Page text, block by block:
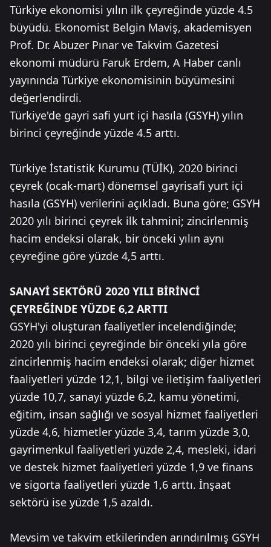
Türkiye ekonomisi yılın ilk çeyreğinde yüzde 4.5
büyüdü. Ekonomist Belgin Maviş, akademisyen
Prof. Dr. Abuzer Pınar ve Takvim Gazetesi
ekonomi müdürü Faruk Erdem, A Haber canlı
yayınında Türkiye ekonomisinin büyümesini
değerlendirdi.
Türkiye'de gayri safi yurt içi hasıla (GSYH) yılın
birinci çeyreğinde yüzde 4.5 arttı.
Türkiye İstatistik Kurumu (TÜİK), 2020 birinci
çeyrek (ocak-mart) dönemsel gayrisafi yurt içi
hasıla (GSYH) verilerini açıkladı. Buna göre; GSYH
2020 yılı birinci çeyrek ilk tahmini; zincirlenmiş
hacim endeksi olarak, bir önceki yılın aynı
çeyreğine göre yüzde 4,5 arttı.
SANAYİ SEKTÖRÜ 2020 YILI BİRİNCİ
ÇEYREĞİNDE YÜZDE 6,2 ARTTI
GSYH'yi oluşturan faaliyetler incelendiğinde;
2020 yılı birinci çeyreğinde bir önceki yıla göre
zincirlenmiş hacim endeksi olarak; diğer hizmet
faaliyetleri yüzde 12,1, bilgi ve iletişim faaliyetleri
yüzde 10,7, sanayi yüzde 6,2, kamu yönetimi,
eğitim, insan sağlığı ve sosyal hizmet faaliyetleri
yüzde 4,6, hizmetler yüzde 3,4, tarım yüzde 3,0,
gayrimenkul faaliyetleri yüzde 2,4, mesleki, idari
ve destek hizmet faaliyetleri yüzde 1,9 ve finans
ve sigorta faaliyetleri yüzde 1,6 arttı. İnşaat
sektörü ise yüzde 1,5 azaldı.
Mevsim ve takvim etkilerinden arındırılmış GSYH